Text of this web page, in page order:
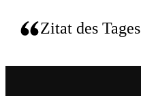
Zitat des Tages